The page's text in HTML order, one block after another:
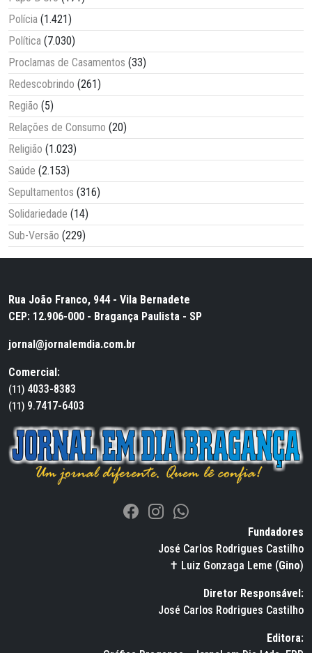
Polícia (1.421)
Política (7.030)
Proclamas de Casamentos (33)
Redescobrindo (261)
Região (5)
Relações de Consumo (20)
Religião (1.023)
Saúde (2.153)
Sepultamentos (316)
Solidariedade (14)
Sub-Versão (229)
Rua João Franco, 944 - Vila Bernadete
CEP: 12.906-000 - Bragança Paulista - SP
jornal@jornalemdia.com.br
Comercial:
(11) 4033-8383
(11) 9.7417-6403
Fundadores
José Carlos Rodrigues Castilho
✝ Luiz Gonzaga Leme (Gino)
Diretor Responsável:
José Carlos Rodrigues Castilho
Editora: